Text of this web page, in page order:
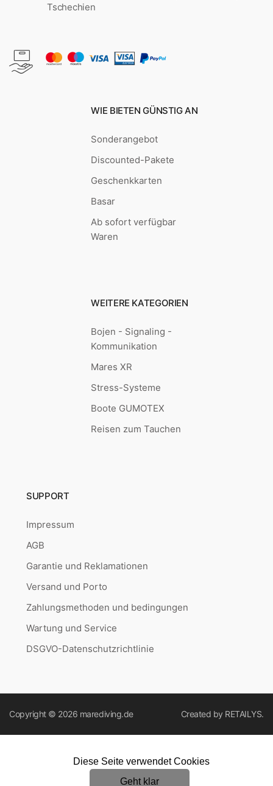
Tschechien
WIE BIETEN GÜNSTIG AN
Sonderangebot
Discounted-Pakete
Geschenkkarten
Basar
Ab sofort verfügbar
Waren
WEITERE KATEGORIEN
Bojen - Signaling -
Kommunikation
Mares XR
Stress-Systeme
Boote GUMOTEX
Reisen zum Tauchen
SUPPORT
Impressum
AGB
Garantie und Reklamationen
Versand und Porto
Zahlungsmethoden und bedingungen
Wartung und Service
DSGVO-Datenschutzrichtlinie
Copyright © 2026 marediving.de Created by RETAILYS.
Diese Seite verwendet Cookies
Geht klar